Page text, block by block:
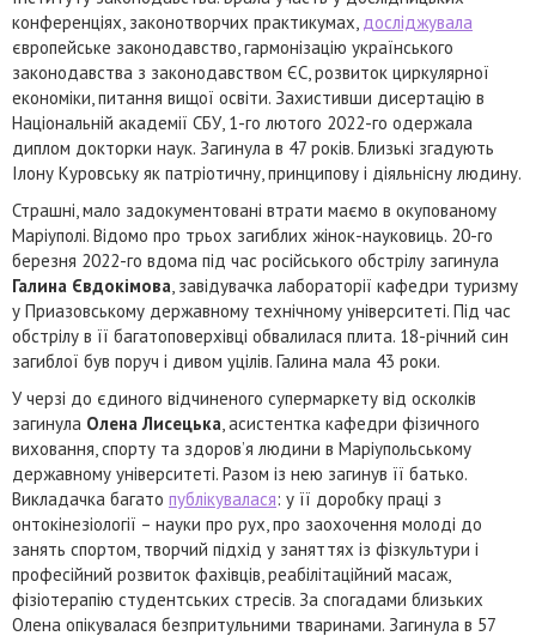
конференціях, законотворчих практикумах, досліджувала
європейське законодавство, гармонізацію українського
законодавства з законодавством ЄС, розвиток циркулярної
економіки, питання вищої освіти. Захистивши дисертацію в
Національній академії СБУ, 1-го лютого 2022-го одержала
диплом докторки наук. Загинула в 47 років. Близькі згадують
Ілону Куровську як патріотичну, принципову і діяльнісну людину.
Страшні, мало задокументовані втрати маємо в окупованому
Маріуполі. Відомо про трьох загиблих жінок-науковиць. 20-го
березня 2022-го вдома під час російського обстрілу загинула
Галина Євдокімова, завідувачка лабораторії кафедри туризму
у Приазовському державному технічному університеті. Під час
обстрілу в її багатоповерхівці обвалилася плита. 18-річний син
загиблої був поруч і дивом уцілів. Галина мала 43 роки.
У черзі до єдиного відчиненого супермаркету від осколків
загинула Олена Лисецька, асистентка кафедри фізичного
виховання, спорту та здоров’я людини в Маріупольському
державному університеті. Разом із нею загинув її батько.
Викладачка багато публікувалася: у її доробку праці з
онтокінезіології – науки про рух, про заохочення молоді до
занять спортом, творчий підхід у заняттях із фізкультури і
професійний розвиток фахівців, реабілітаційний масаж,
фізіотерапію студентських стресів. За спогадами близьких
Олена опікувалася безпритульними тваринами. Загинула в 57